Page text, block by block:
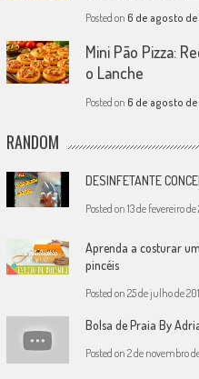
Posted on 6 de agosto
Mini Pão Pizza:
o Lanche
Posted on 6 de agosto
RANDOM
DESINFETANTE
Posted on 13 de fevereiro de
Aprenda a costurar
pincéis
Posted on 25 de julho de
Bolsa de Praia By
Posted on 2 de novembro